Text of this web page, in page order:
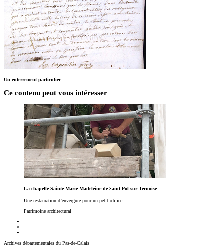
Un enterrement particulier
Ce contenu peut vous intéresser
La chapelle Sainte-Marie-Madeleine de Saint-Pol-sur-Ternoise
Une restauration d’envergure pour un petit édifice
Patrimoine architectural
Archives départementales du Pas-de-Calais